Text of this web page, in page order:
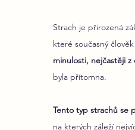
Strach je přirozená
které současný
minulosti, nejčastěji
byla přítomna.
Tento typ strachů se
na kterých záleží